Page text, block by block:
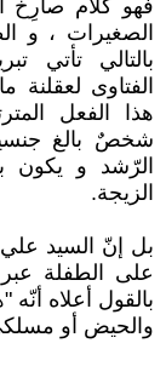
فهو كلام صارِخ
الصغيرات ، و
بالتالي تأتي
الفتاوى
هذا الفعل
شخصٌ بالغ
الرّشد و يكون
الزيجة.
بل إنّ السيد
على الطفلة
بالقول أعلاه
والحيض أو